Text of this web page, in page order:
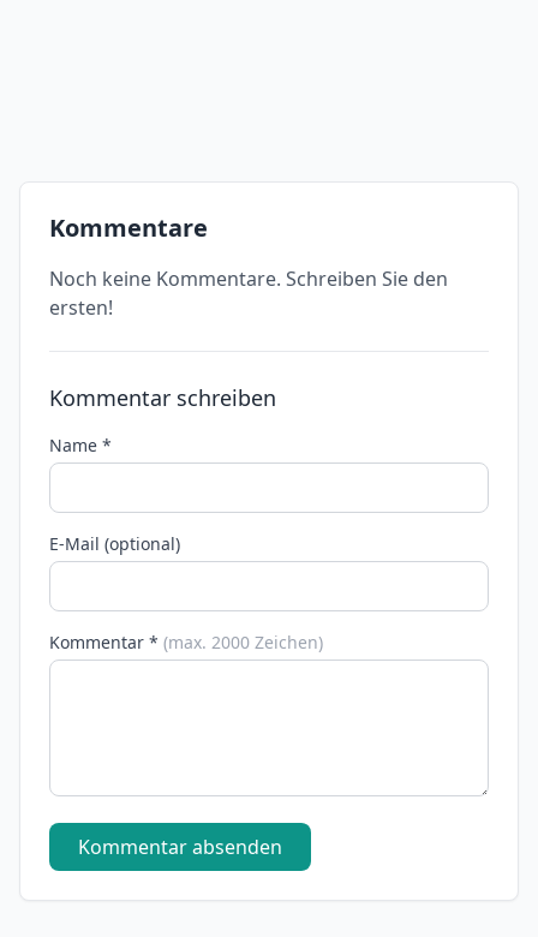
Kommentare
Noch keine Kommentare. Schreiben Sie den
ersten!
Kommentar schreiben
Name *
E-Mail (optional)
Kommentar * (max. 2000 Zeichen)
Kommentar absenden